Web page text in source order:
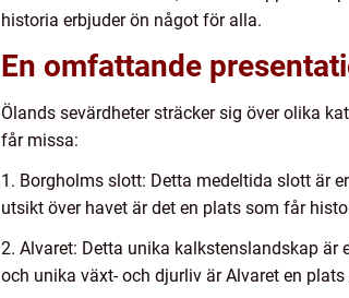
historia erbjuder ön något för alla.
En omfattande
Ölands sevärdheter sträcker sig över olika
får missa:
1. Borgholms slott: Detta medeltida slott är
utsikt över havet är det en plats som får
2. Alvaret: Detta unika kalkstenslandskap
och unika växt- och djurliv är Alvaret en